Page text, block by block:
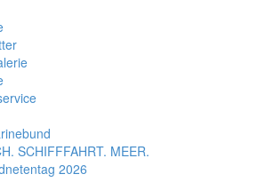
SCHIFFFAHRT. MEER.
2026